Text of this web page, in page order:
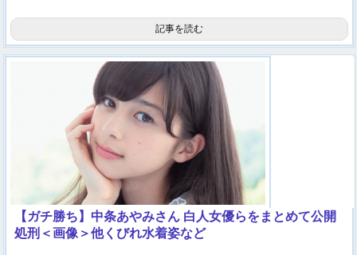
記事を読む
【ガチ勝ち】中条あやみさん 白人女優らをまとめて公開
処刑＜画像＞他くびれ水着姿など